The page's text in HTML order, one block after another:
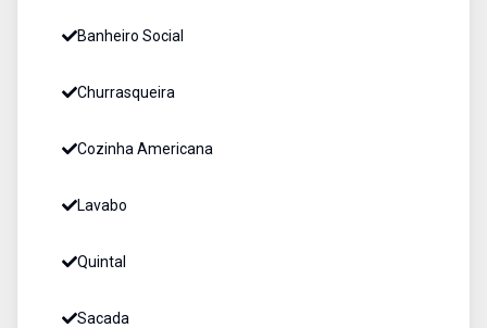
Banheiro Social
Churrasqueira
Cozinha Americana
Lavabo
Quintal
Sacada